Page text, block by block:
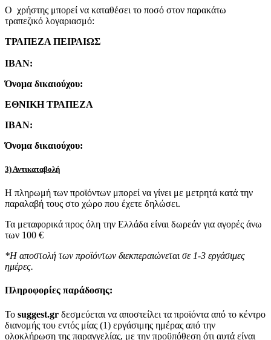
Ο χρήστης μπορεί να καταθέσει το ποσό στον παρακάτω
τραπεζικό λογαριασμό:
ΤΡΑΠΕΖΑ ΠΕΙΡΑΙΩΣ
IBAN:
Όνομα δικαιούχου:
ΕΘΝΙΚΗ ΤΡΑΠΕΖΑ
IBAN:
Όνομα δικαιούχου:
3) Αντικαταβολή
Η πληρωμή των προϊόντων μπορεί να γίνει με μετρητά κατά την
παραλαβή τους στο χώρο που έχετε δηλώσει.
Τα μεταφορικά προς όλη την Ελλάδα είναι δωρεάν για αγορές άνω
των 100 €
*Η αποστολή των προϊόντων διεκπεραιώνεται σε 1-3 εργάσιμες
ημέρες.
Πληροφορίες παράδοσης:
To suggest.gr δεσμεύεται να αποστείλει τα προϊόντα από το κέντρο
διανομής του εντός μίας (1) εργάσιμης ημέρας από την
ολοκλήρωση της παραγγελίας, με την προϋπόθεση ότι αυτά είναι